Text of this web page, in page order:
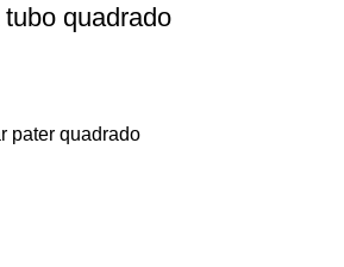
quadrado
pater quadrado